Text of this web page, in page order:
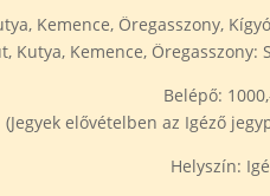
Kemence, Öregasszony,
Kutya, Kemence, Öregasszony:
Belépő:
(Jegyek elővételben az Igéző
Helyszín: